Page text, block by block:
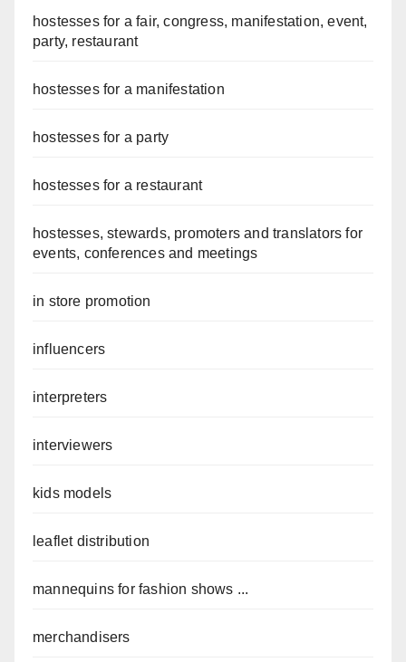
hostesses for a fair, congress, manifestation, event,
party, restaurant
hostesses for a manifestation
hostesses for a party
hostesses for a restaurant
hostesses, stewards, promoters and translators for
events, conferences and meetings
in store promotion
influencers
interpreters
interviewers
kids models
leaflet distribution
mannequins for fashion shows ...
merchandisers